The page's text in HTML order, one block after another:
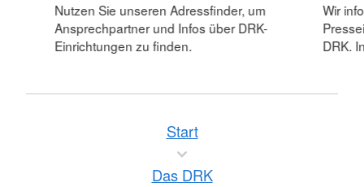
Nutzen Sie unseren Adressfinder, um
Ansprechpartner und Infos über DRK-
Einrichtungen zu finden.
Wir
DRK.
Start
Das DRK